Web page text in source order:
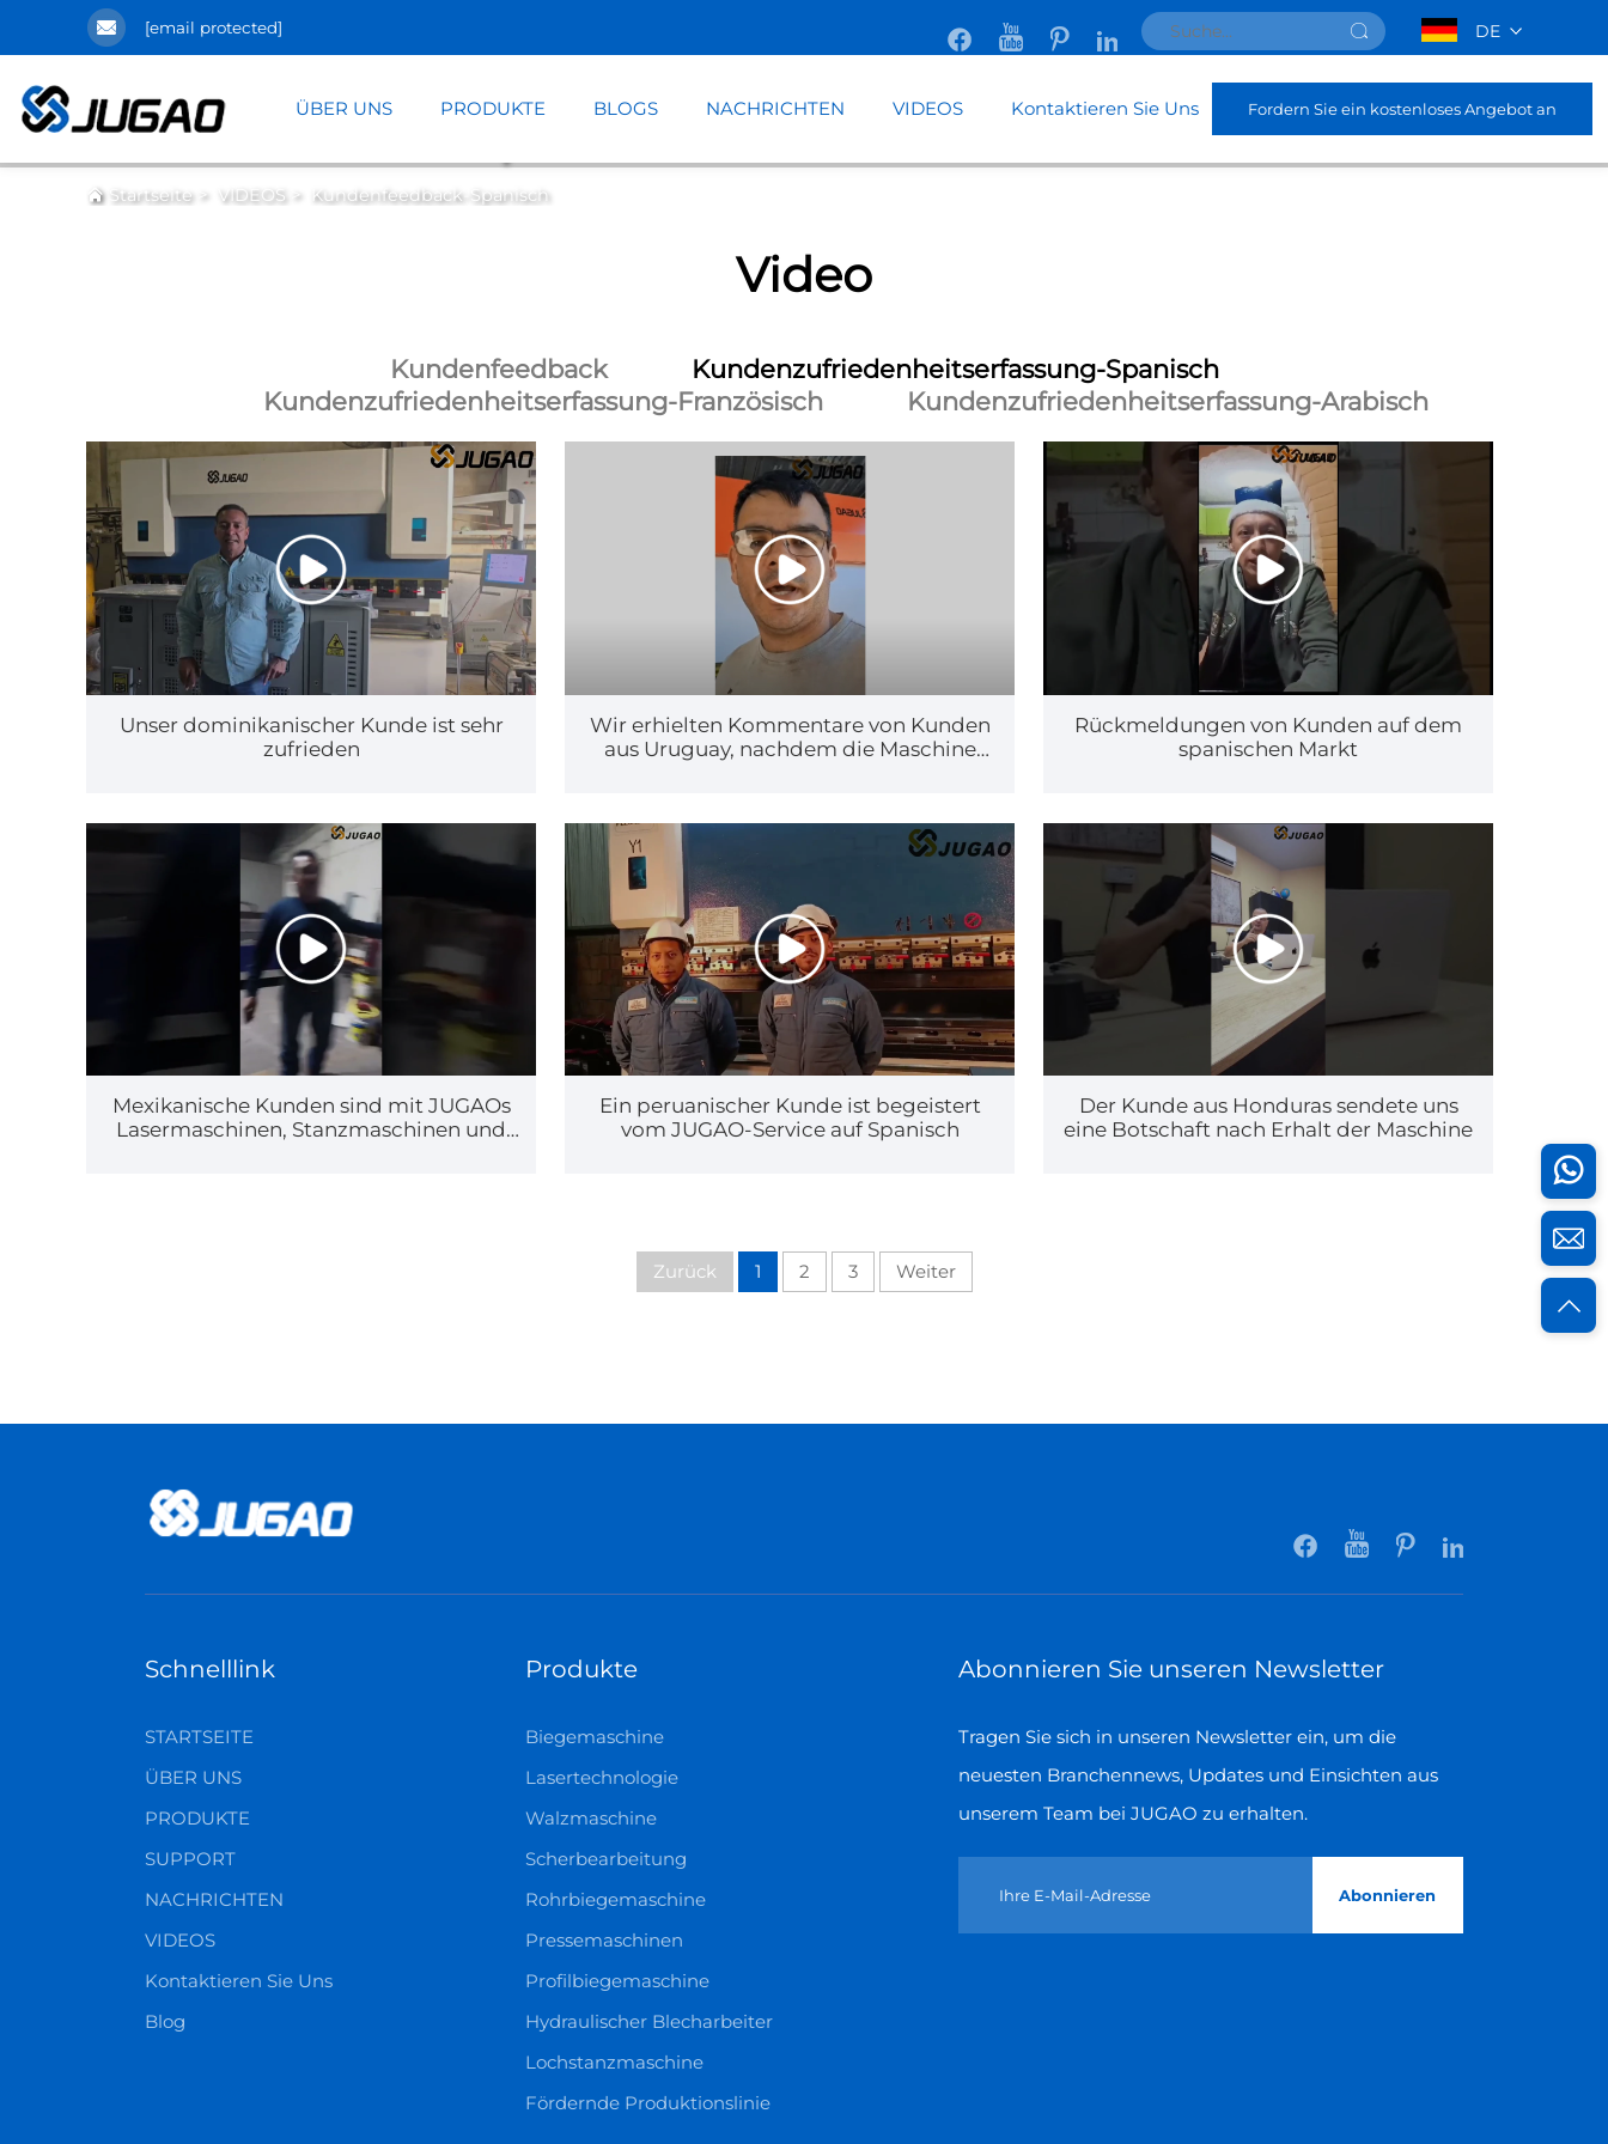
[email protected] DE
ÜBER UNS PRODUKTE BLOGS NACHRICHTEN VIDEOS Kontaktieren Sie Uns Fordern Sie ein kostenloses Angebot an
Kundenfeedback-Spanisch
Startseite> VIDEOS> Kundenfeedback-Spanisch
Video
Kundenfeedback
Kundenzufriedenheitserfassung-Spanisch
Kundenzufriedenheitserfassung-Französisch
Kundenzufriedenheitserfassung-Arabisch
Unser dominikanischer Kunde ist sehr
zufrieden
Wir erhielten Kommentare von Kunden
aus Uruguay, nachdem die Maschine
Rückmeldungen von Kunden auf dem
spanischen Markt
Mexikanische Kunden sind mit JUGAOs
Lasermaschinen, Stanzmaschinen und
Ein peruanischer Kunde ist begeistert
vom JUGAO-Service auf Spanisch
Der Kunde aus Honduras sendete uns
eine Botschaft nach Erhalt der Maschine
Zurück 1 2 3 Weiter
Schnelllink
STARTSEITE
ÜBER UNS
PRODUKTE
SUPPORT
NACHRICHTEN
VIDEOS
Kontaktieren Sie Uns
Blog
Produkte
Biegemaschine
Lasertechnologie
Walzmaschine
Scherbearbeitung
Rohrbiegemaschine
Pressemaschinen
Profilbiegemaschine
Hydraulischer Blecharbeiter
Lochstanzmaschine
Fördernde Produktionslinie
Abonnieren Sie unseren Newsletter
Tragen Sie sich in unseren Newsletter ein, um die
neuesten Branchennews, Updates und Einsichten aus
unserem Team bei JUGAO zu erhalten.
Abonnieren